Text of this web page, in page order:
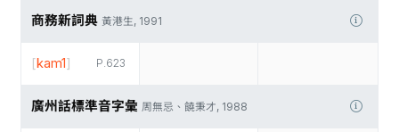
商務新詞典 黃港生, 1991
P.623
[kam1]
廣州話標準音字彙 周無忌、饒秉才, 1988